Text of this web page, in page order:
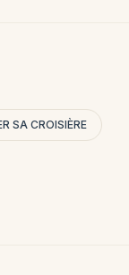
SA CROISIÈRE